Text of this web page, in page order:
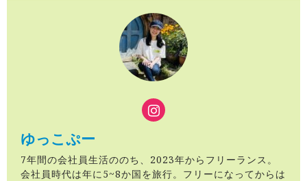
ゆっこぷー
7年間の会社員生活ののち、2023年からフリーランス。
会社員時代は年に5~8か国を旅行。フリーになってからは